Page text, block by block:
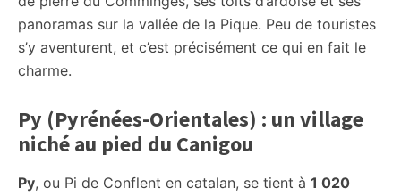
panoramas sur la vallée de la Pique. Peu de touristes
s’y aventurent, et c’est précisément ce qui en fait le
charme.
Py (Pyrénées-Orientales) : un village
niché au pied du Canigou
Py, ou Pi de Conflent en catalan, se tient à 1 020